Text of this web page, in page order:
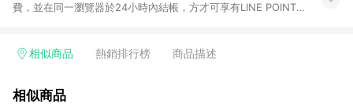
費，並在同一瀏覽器於24小時內結帳，方才可享有LINE POINTS
4. 不具回饋資格種類商品：電子禮券。 5. 回饋點數計算將排除訂
錄，相關問題請於保留時間內聯絡客服中心，並由康達盛通生活
相似商品 熱銷排行榜 商品描述
相似商品